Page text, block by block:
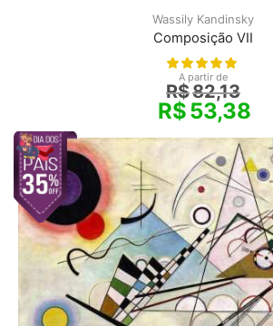
Wassily Kandinsky
Composição VII
A partir de
R$82,13
R$53,38